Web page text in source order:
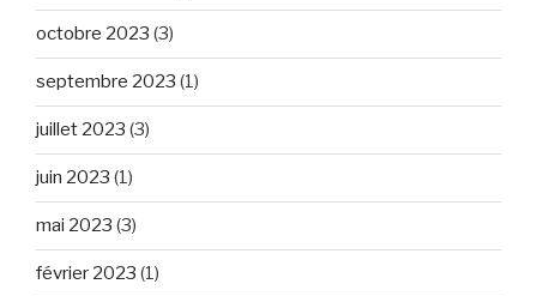
octobre 2023 (3)
septembre 2023 (1)
juillet 2023 (3)
juin 2023 (1)
mai 2023 (3)
février 2023 (1)